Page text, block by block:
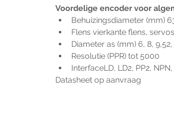
Voordelige encoder voor
Behuizingsdiameter (mm)
Flens vierkante flens,
Diameter as (mm) 6, 8, 9,52,
Resolutie (PPR) tot 5000
InterfaceLD, LD2, PP2,
Datasheet op aanvraag